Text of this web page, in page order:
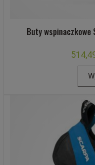
Buty